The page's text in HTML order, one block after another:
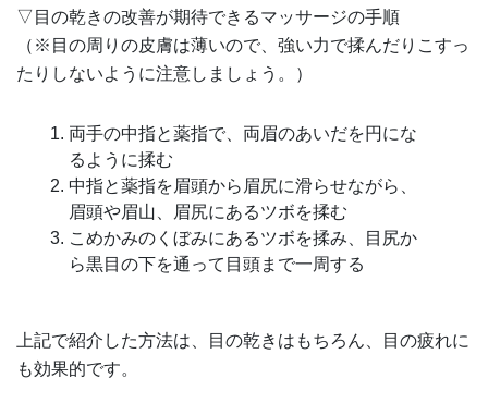
▽目の乾きの改善が期待できるマッサージの手順
（※目の周りの皮膚は薄いので、強い力で揉んだりこすっ
たりしないように注意しましょう。）
両手の中指と薬指で、両眉のあいだを円にな
るように揉む
中指と薬指を眉頭から眉尻に滑らせながら、
眉頭や眉山、眉尻にあるツボを揉む
こめかみのくぼみにあるツボを揉み、目尻か
ら黒目の下を通って目頭まで一周する
上記で紹介した方法は、目の乾きはもちろん、目の疲れに
も効果的です。